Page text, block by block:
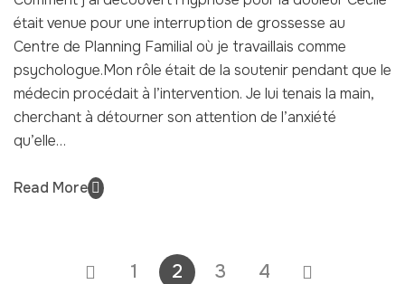
était venue pour une interruption de grossesse au
Centre de Planning Familial où je travaillais comme
psychologue.Mon rôle était de la soutenir pendant que le
médecin procédait à l’intervention. Je lui tenais la main,
cherchant à détourner son attention de l’anxiété
qu’elle…
Read More
1 2 3 4